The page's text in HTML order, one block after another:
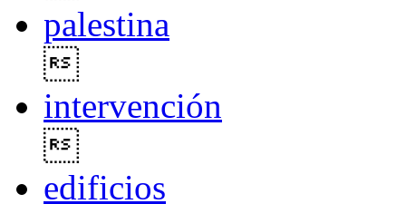
palestina
intervención
edificios